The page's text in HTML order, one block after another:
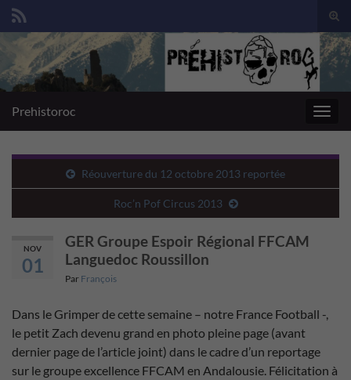
Search for:
Prehistoroc
Réouverture du 12 octobre 2013 reportée
Roc’n Pof Circus 2013
NOV
01
GER Groupe Espoir Régional FFCAM
Languedoc Roussillon
Par François
Dans le Grimper de cette semaine – notre France Football -,
le petit Zach devenu grand en photo pleine page (avant
dernier page de l’article joint) dans le cadre d’un reportage
sur le groupe excellence FFCAM en Andalousie. Félicitation à